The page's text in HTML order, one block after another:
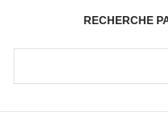
RECHERCHE